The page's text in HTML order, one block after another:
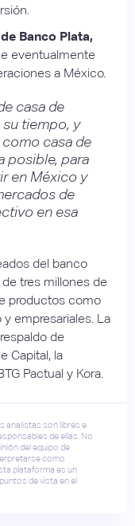
Banco Plata,
eventualmente
a México.
casa de
tiempo, y
casa de
posible, para
en México y
de
en esa
del banco
tres millones de
productos como
empresariales. La
de
Capital, la
Pactual y Kora.
analistas son libres e
de ellas. No
del equipo de
como
plataforma es un
de vista en el